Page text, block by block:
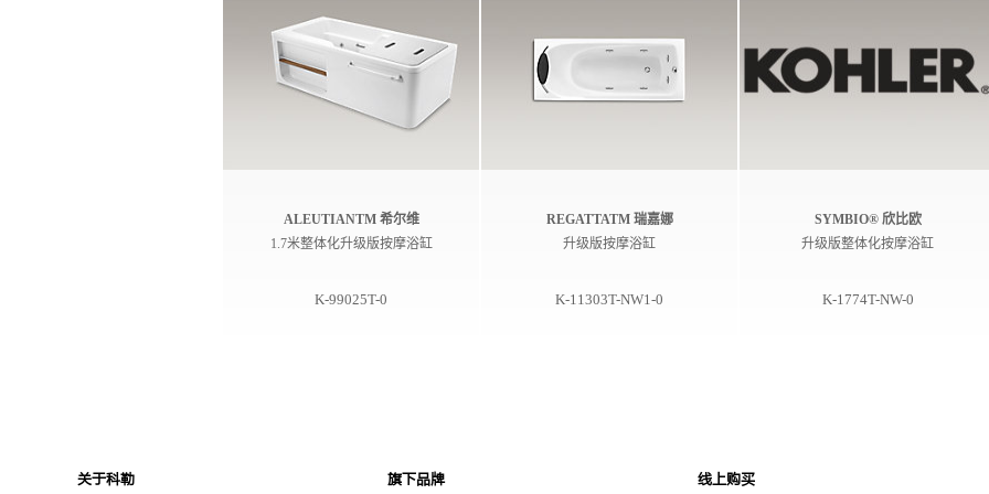
ALEUTIANTM 希尔维
1.7米整体化升级版按摩浴缸
K-99025T-0
REGATTATM 瑞嘉娜
升级版按摩浴缸
K-11303T-NW1-0
SYMBIO® 欣比欧
升级版整体化按摩浴缸
K-1774T-NW-0
关于科勒 旗下品牌 线上购买